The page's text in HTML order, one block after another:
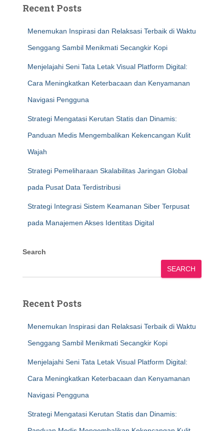
Recent Posts
Menemukan Inspirasi dan Relaksasi Terbaik di Waktu
Senggang Sambil Menikmati Secangkir Kopi
Menjelajahi Seni Tata Letak Visual Platform Digital:
Cara Meningkatkan Keterbacaan dan Kenyamanan
Navigasi Pengguna
Strategi Mengatasi Kerutan Statis dan Dinamis:
Panduan Medis Mengembalikan Kekencangan Kulit
Wajah
Strategi Pemeliharaan Skalabilitas Jaringan Global
pada Pusat Data Terdistribusi
Strategi Integrasi Sistem Keamanan Siber Terpusat
pada Manajemen Akses Identitas Digital
Search
SEARCH
Recent Posts
Menemukan Inspirasi dan Relaksasi Terbaik di Waktu
Senggang Sambil Menikmati Secangkir Kopi
Menjelajahi Seni Tata Letak Visual Platform Digital:
Cara Meningkatkan Keterbacaan dan Kenyamanan
Navigasi Pengguna
Strategi Mengatasi Kerutan Statis dan Dinamis: